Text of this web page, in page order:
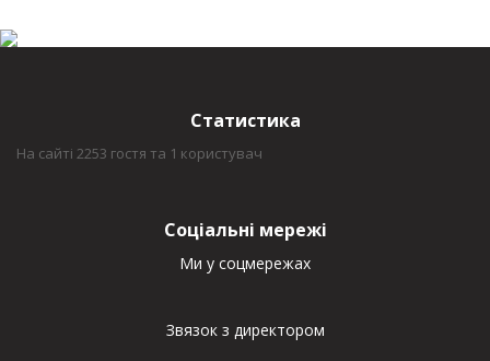
Статистика
На сайті 2253 гостя та 1 користувач
Соціальні мережі
Ми у соцмережах
Звязок з директором